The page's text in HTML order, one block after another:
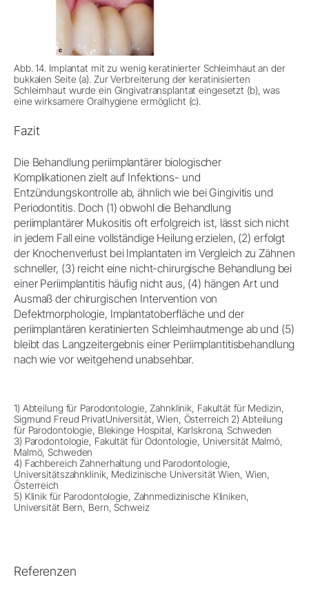
Abb. 14. Implantat mit zu wenig keratinierter Schleimhaut an der
bukkalen Seite (a). Zur Verbreiterung der keratinisierten
Schleimhaut wurde ein Gingivatransplantat eingesetzt (b), was
eine wirksamere Oralhygiene ermöglicht (c).
Fazit
Die Behandlung periimplantärer biologischer
Komplikationen zielt auf Infektions- und
Entzündungskontrolle ab, ähnlich wie bei Gingivitis und
Periodontitis. Doch (1) obwohl die Behandlung
periimplantärer Mukositis oft erfolgreich ist, lässt sich nicht
in jedem Fall eine vollständige Heilung erzielen, (2) erfolgt
der Knochenverlust bei Implantaten im Vergleich zu Zähnen
schneller, (3) reicht eine nicht-chirurgische Behandlung bei
einer Periimplantitis häufig nicht aus, (4) hängen Art und
Ausmaß der chirurgischen Intervention von
Defektmorphologie, Implantatoberfläche und der
periimplantären keratinierten Schleimhautmenge ab und (5)
bleibt das Langzeitergebnis einer Periimplantitisbehandlung
nach wie vor weitgehend unabsehbar.
1) Abteilung für Parodontologie, Zahnklinik, Fakultät für Medizin,
Sigmund Freud PrivatUniversität, Wien, Österreich 2) Abteilung
für Parodontologie, Blekinge Hospital, Karlskrona, Schweden
3) Parodontologie, Fakultät für Odontologie, Universität Malmö,
Malmö, Schweden
4) Fachbereich Zahnerhaltung und Parodontologie,
Universitätszahnklinik, Medizinische Universität Wien, Wien,
Österreich
5) Klinik für Parodontologie, Zahnmedizinische Kliniken,
Universität Bern, Bern, Schweiz
Referenzen